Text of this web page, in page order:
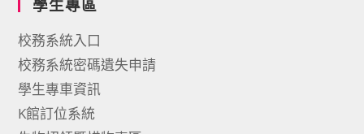
學生專區
校務系統入口
校務系統密碼遺失申請
學生專車資訊
K館訂位系統